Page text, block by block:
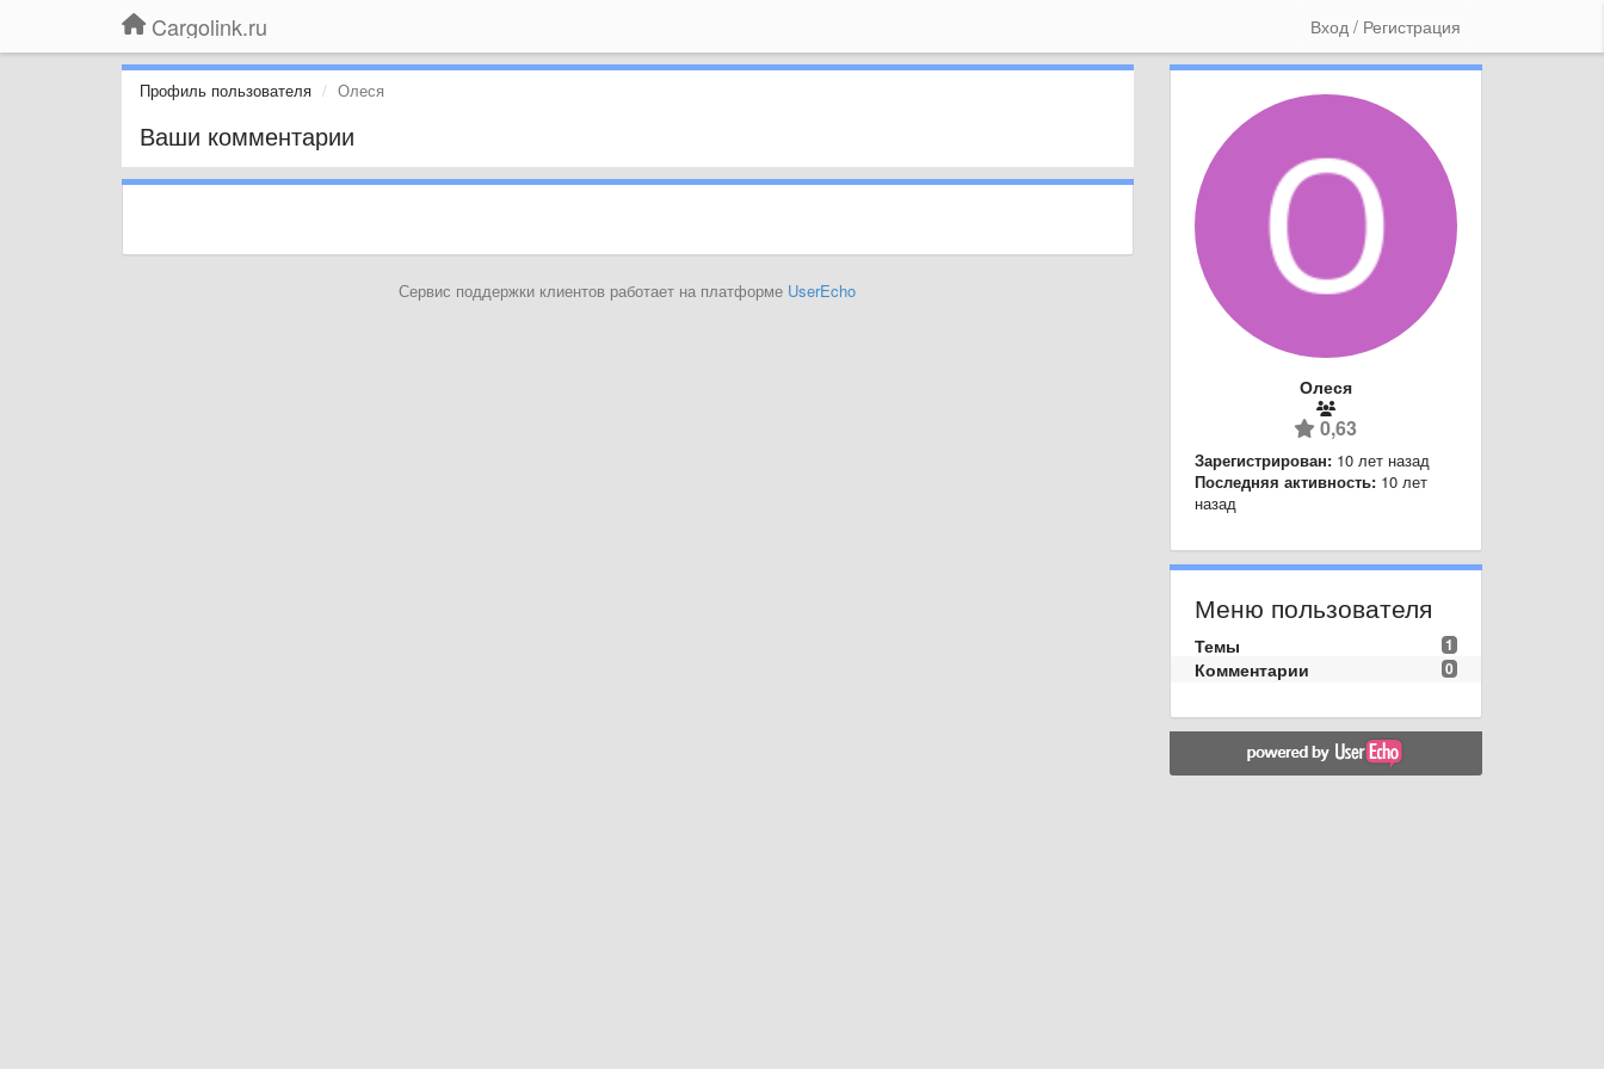
Cargolink.ru Вход / Регистрация
Профиль пользователя Олеся
Ваши комментарии
Сервис поддержки клиентов работает на платформе UserEcho
Олеся
0,63
Зарегистрирован: 10 лет назад
Последняя активность: 10 лет
назад
Меню пользователя
1
Темы
0
Комментарии